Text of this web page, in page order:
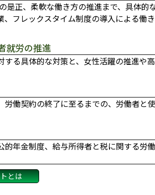
是正、柔軟な働き方の推進まで、具体的
フレックスタイム制度の導入による働
就労の推進
る具体的な対策と、女性活躍の推進や
働契約の終了に至るまでの、労働者と
年金制度、給与所得者と税に関する労
とは